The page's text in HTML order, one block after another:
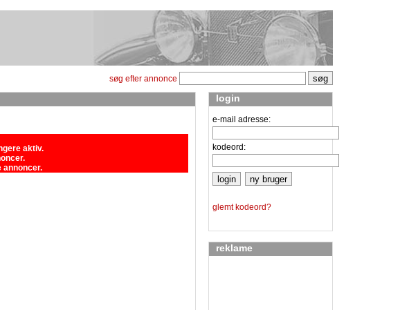
søg efter annonce
login
e-mail adresse:
kodeord:
glemt kodeord?
reklame
aktiv.
annoncer.